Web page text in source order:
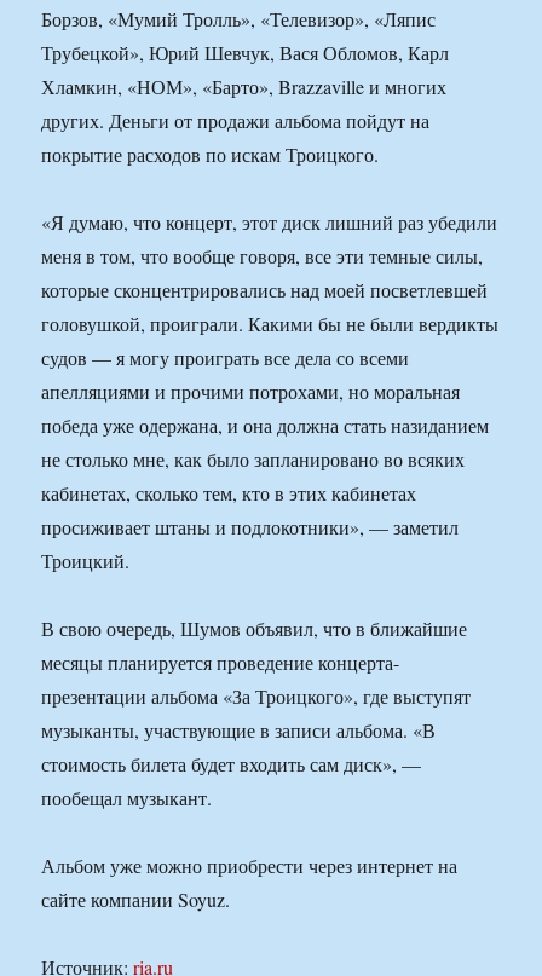
Борзов, «Мумий Тролль», «Телевизор», «Ляпис
Трубецкой», Юрий Шевчук, Вася Обломов, Карл
Хламкин, «НОМ», «Барто», Brazzaville и многих
других. Деньги от продажи альбома пойдут на
покрытие расходов по искам Троицкого.
«Я думаю, что концерт, этот диск лишний раз убедили
меня в том, что вообще говоря, все эти темные силы,
которые сконцентрировались над моей посветлевшей
головушкой, проиграли. Какими бы не были вердикты
судов — я могу проиграть все дела со всеми
апелляциями и прочими потрохами, но моральная
победа уже одержана, и она должна стать назиданием
не столько мне, как было запланировано во всяких
кабинетах, сколько тем, кто в этих кабинетах
просиживает штаны и подлокотники», — заметил
Троицкий.
В свою очередь, Шумов объявил, что в ближайшие
месяцы планируется проведение концерта-
презентации альбома «За Троицкого», где выступят
музыканты, участвующие в записи альбома. «В
стоимость билета будет входить сам диск», —
пообещал музыкант.
Альбом уже можно приобрести через интернет на
сайте компании Soyuz.
Источник:ria.ru